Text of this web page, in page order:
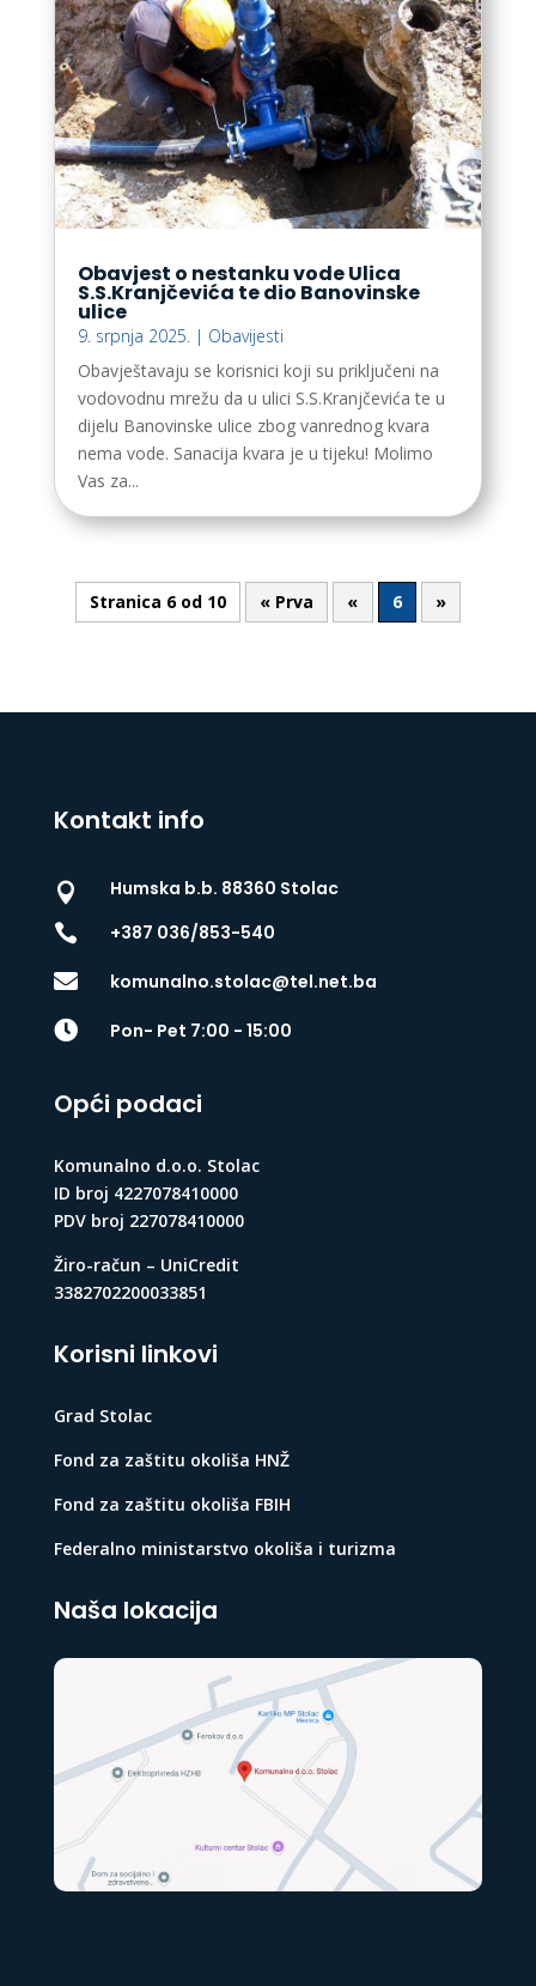
Obavjest o nestanku vode Ulica
S.S.Kranjčevića te dio Banovinske
ulice
9. srpnja 2025. | Obavijesti
Obavještavaju se korisnici koji su priključeni na
vodovodnu mrežu da u ulici S.S.Kranjčevića te u
dijelu Banovinske ulice zbog vanrednog kvara
nema vode. Sanacija kvara je u tijeku! Molimo
Vas za...
Stranica 6 od 10 « Prva « 6 »
Kontakt info

Humska b.b. 88360 Stolac

+387 036/853-540
 komunalno.stolac@tel.net.ba
 Pon- Pet 7:00 - 15:00
Opći podaci
Komunalno d.o.o. Stolac
ID broj 4227078410000
PDV broj 227078410000
Žiro-račun – UniCredit
3382702200033851
Korisni linkovi
Grad Stolac
Fond za zaštitu okoliša HNŽ
Fond za zaštitu okoliša FBIH
Federalno ministarstvo okoliša i turizma
Naša lokacija